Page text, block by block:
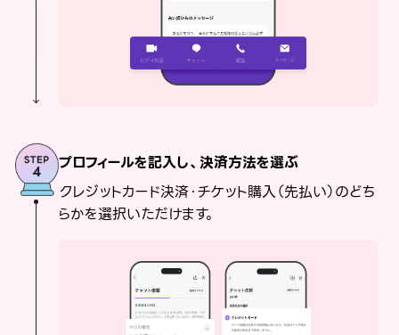
プロフィールを記入し、決済方法を選ぶ
クレジットカード決済・チケット購入（先払い）のどち
らかを選択いただけます。